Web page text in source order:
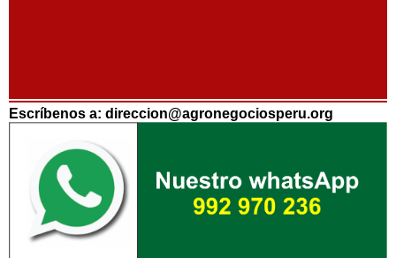
Escríbenos a: direccion@agronegociosperu.org